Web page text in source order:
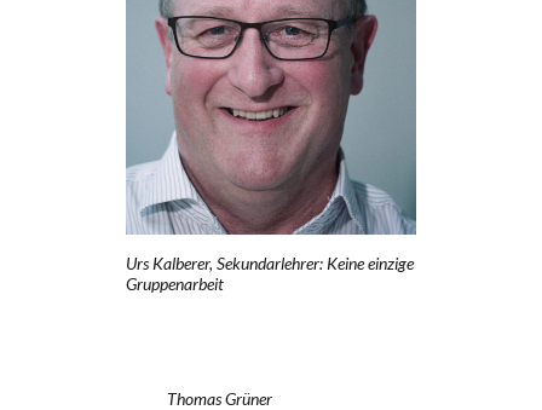
Urs Kalberer, Sekundarlehrer: Keine einzige
Gruppenarbeit
Thomas Grüner